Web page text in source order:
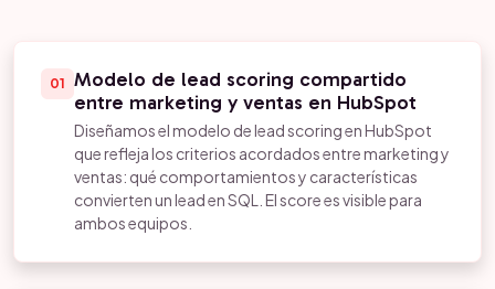
01 Modelo de lead scoring compartido
entre marketing y ventas en HubSpot
Diseñamos el modelo de lead scoring en HubSpot
que refleja los criterios acordados entre marketing y
ventas: qué comportamientos y características
convierten un lead en SQL. El score es visible para
ambos equipos.